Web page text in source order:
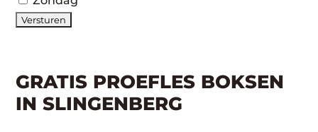
GRATIS PROEFLES BOKSEN
IN SLINGENBERG